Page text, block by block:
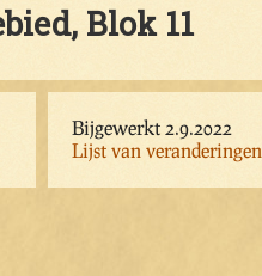
Blok 11
Bijgewerkt 2.9.2022
Lijst van veranderingen